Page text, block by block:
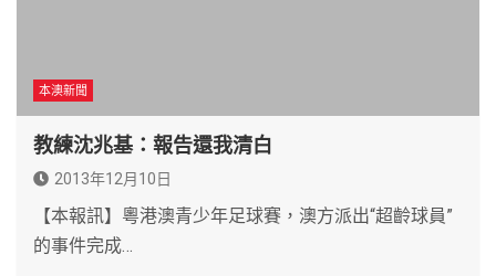
本澳新聞
教練沈兆基：報告還我清白
2013年12月10日
【本報訊】粵港澳青少年足球賽，澳方派出“超齡球員”
的事件完成…